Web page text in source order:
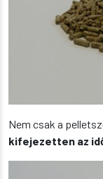
Nem csak a
kifejezetten az